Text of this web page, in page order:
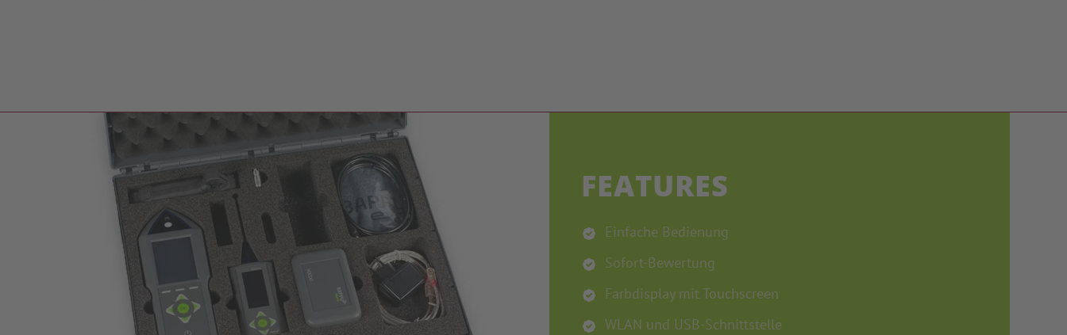
FEATURES
Einfache Bedienung
Sofort-Bewertung
Farbdisplay mit Touchscreen
WLAN und USB-Schnittstelle